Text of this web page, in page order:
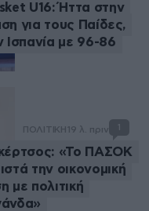
U16: Ήττα στην
για τους Παίδες,
Ισπανία με 96-86
ΠΟΛΙΤΙΚΗ 19 λ. πριν 1
«Το ΠΑΣΟΚ
την οικονομική
με πολιτική